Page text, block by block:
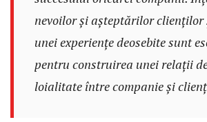
nevoilor și așteptărilor clienților
unei experiențe deosebite sunt
pentru construirea unei relații
loialitate între companie și